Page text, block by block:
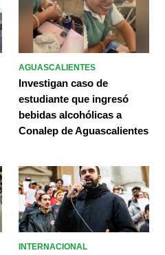
AGUASCALIENTES
Investigan caso de
estudiante que ingresó
bebidas alcohólicas a
Conalep de Aguascalientes
INTERNACIONAL